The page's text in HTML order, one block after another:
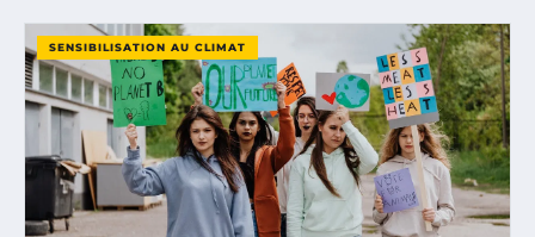
SENSIBILISATION AU CLIMAT